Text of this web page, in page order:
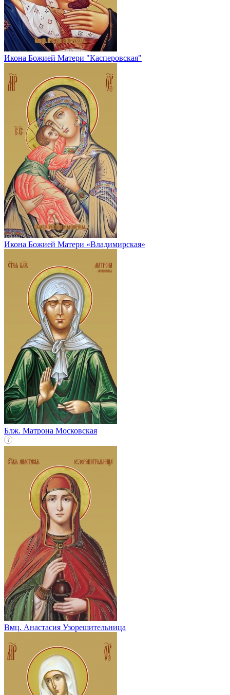
Икона Божией Матери "Касперовская"
Икона Божией Матери «Владимирская»
Блж. Матрона Московская
Вмц. Анастасия Узорешительница